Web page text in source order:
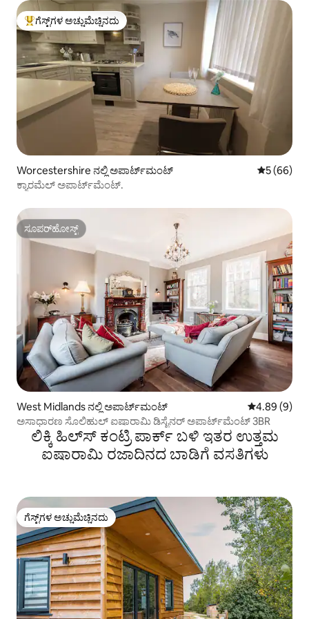
ಗೆಸ್ಟ್‌ಗಳಿಗೆ ಅತಿ ಹೆಚ್ಚು ಅಚ್ಚುಮೆಚ್ಚಿನದು
ಗೆಸ್ಟ್‌ಗಳ ಅಚ್ಚುಮೆಚ್ಚಿನದು
Worcestershire ನಲ್ಲಿ ಅಪಾರ್ಟ್‌ಮಂಟ್ 5 ರಲ್ಲಿ 5
5 (66)
ಕ್ಯಾರಮೆಲ್ ಅಪಾರ್ಟ್‌ಮೆಂಟ್.
ಸೂಪರ್‌ಹೋಸ್ಟ್
ಸೂಪರ್‌ಹೋಸ್ಟ್
West Midlands ನಲ್ಲಿ ಅಪಾರ್ಟ್‌ಮಂಟ್ 5 ರಲ್ಲಿ 4.89
4.89 (9)
ಅಸಾಧಾರಣ ಸೊಲಿಹುಲ್ ಐಷಾರಾಮಿ ಡಿಸೈನರ್ ಅಪಾರ್ಟ್‌ಮೆಂಟ್ 3BR
ಲಿಕ್ಕಿ ಹಿಲ್‌ಸ್ ಕಂಟ್ರಿ ಪಾರ್ಕ್ ಬಳಿ ಇತರ ಉತ್ತಮ
ಐಷಾರಾಮಿ ರಜಾದಿನದ ಬಾಡಿಗೆ ವಸತಿಗಳು
ಗೆಸ್ಟ್‌ಗಳ ಅಚ್ಚುಮೆಚ್ಚಿನದು
ಗೆಸ್ಟ್‌ಗಳ ಅಚ್ಚುಮೆಚ್ಚಿನದು